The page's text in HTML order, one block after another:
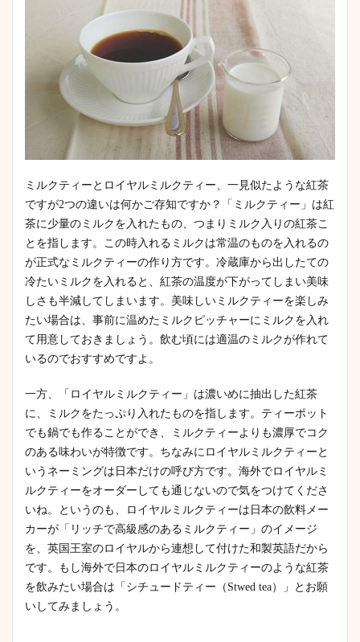
ミルクティーとロイヤルミルクティー、一見似たような紅茶
ですが2つの違いは何かご存知ですか？「ミルクティー」は紅
茶に少量のミルクを入れたもの、つまりミルク入りの紅茶こ
とを指します。この時入れるミルクは常温のものを入れるの
が正式なミルクティーの作り方です。冷蔵庫から出したての
冷たいミルクを入れると、紅茶の温度が下がってしまい美味
しさも半減してしまいます。美味しいミルクティーを楽しみ
たい場合は、事前に温めたミルクピッチャーにミルクを入れ
て用意しておきましょう。飲む頃には適温のミルクが作れて
いるのでおすすめですよ。
一方、「ロイヤルミルクティー」は濃いめに抽出した紅茶
に、ミルクをたっぷり入れたものを指します。ティーポット
でも鍋でも作ることができ、ミルクティーよりも濃厚でコク
のある味わいが特徴です。ちなみにロイヤルミルクティーと
いうネーミングは日本だけの呼び方です。海外でロイヤルミ
ルクティーをオーダーしても通じないので気をつけてくださ
いね。というのも、ロイヤルミルクティーは日本の飲料メー
カーが「リッチで高級感のあるミルクティー」のイメージ
を、英国王室のロイヤルから連想して付けた和製英語だから
です。もし海外で日本のロイヤルミルクティーのような紅茶
を飲みたい場合は「シチュードティー（Stwed tea）」とお願
いしてみましょう。